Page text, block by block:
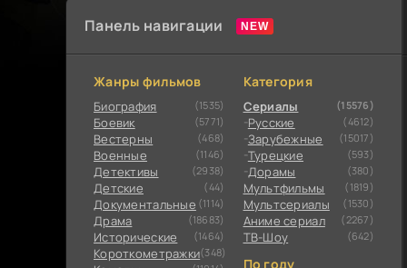
Панель навигации
Жанры фильмов
Биография (1535)
Боевик (5771)
Вестерны (468)
Военные (1146)
Детективы (2938)
Детские (44)
Документальные (1114)
Драма (18683)
Исторические (1464)
Короткометражки(348)
Категория
Сериалы (15576)
Русские (4612)
Зарубежные (15017)
Турецкие (593)
Дорамы (380)
Мультфильмы (1819)
Мультсериалы (1530)
Аниме сериал (2267)
ТВ-Шоу (642)
По году